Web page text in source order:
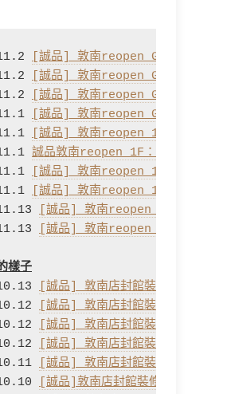
[誠品] 敦南reopen GF：
[誠品] 敦南reopen GF：i
[誠品] 敦南reopen GF：whiplë
[誠品] 敦南reopen GF：
[誠品] 敦南reopen 1F：青石
誠品敦南reopen 1F：Eye
[誠品] 敦南reopen 1F：誠品精品
[誠品] 敦南reopen 1F：Skagen
[誠品] 敦南reopen b1：薑心比
[誠品] 敦南reopen b1：阿原肥
樣子
[誠品] 敦南店封館裝修中‧2F｜
[誠品] 敦南店封館裝修中‧1F｜
[誠品] 敦南店封館裝修中‧GF｜
[誠品] 敦南店封館裝修中‧B1｜
[誠品] 敦南店封館裝修中‧B2｜
[誠品]敦南店封館裝修中與部落客